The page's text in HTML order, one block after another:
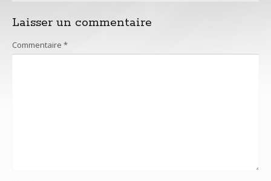
Laisser un commentaire
Commentaire *